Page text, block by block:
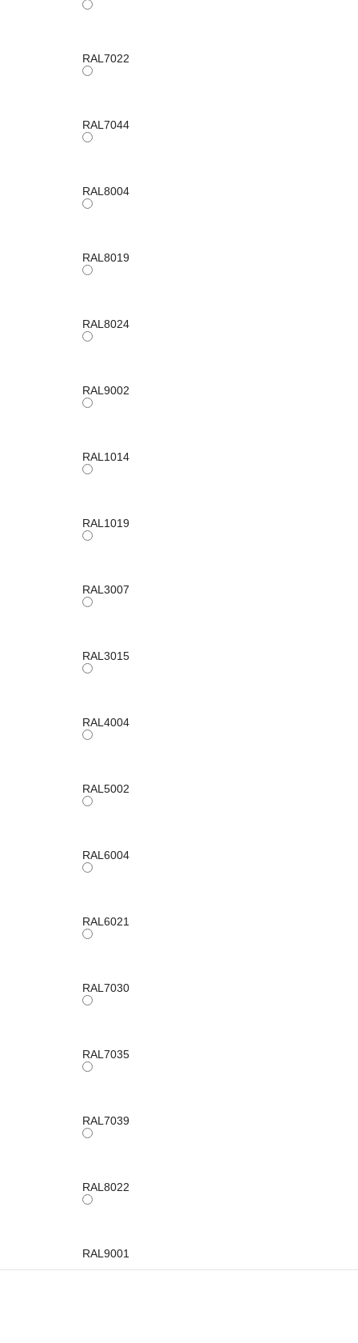
RAL7022
RAL7044
RAL8004
RAL8019
RAL8024
RAL9002
RAL1014
RAL1019
RAL3007
RAL3015
RAL4004
RAL5002
RAL6004
RAL6021
RAL7030
RAL7035
RAL7039
RAL8022
RAL9001